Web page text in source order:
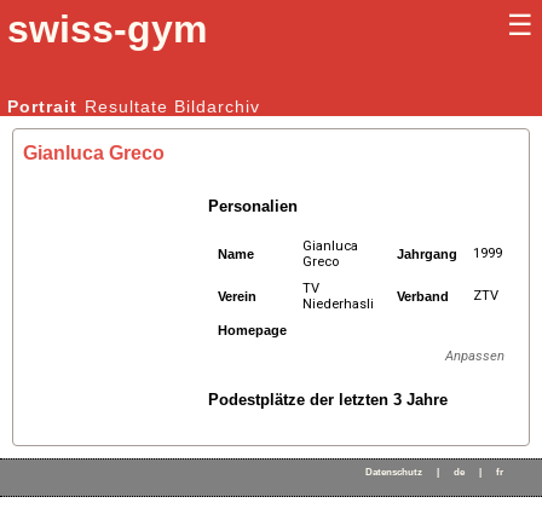
swiss-gym ☰
Kunstturnen Männer | Kunstturnen Frauen
Portrait Resultate Bildarchiv
Gianluca Greco
Personalien
Name
Gianluca
Greco
Jahrgang 1999
Verein
TV
Niederhasli
Verband ZTV
Homepage
Anpassen
Podestplätze der letzten 3 Jahre
Datenschutz de fr